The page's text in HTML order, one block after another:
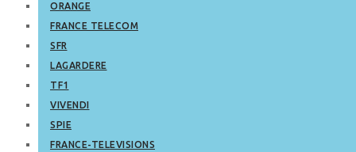
ORANGE
FRANCE TELECOM
SFR
LAGARDERE
TF1
VIVENDI
SPIE
FRANCE-TELEVISIONS